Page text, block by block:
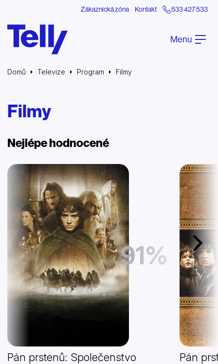
Zákaznická zóna Kontakt 533 427 533
Menu
Domů Televize Program Filmy
Filmy
Nejlépe hodnocené
Další
91%
Pán prstenů: Společenstvo
Pán